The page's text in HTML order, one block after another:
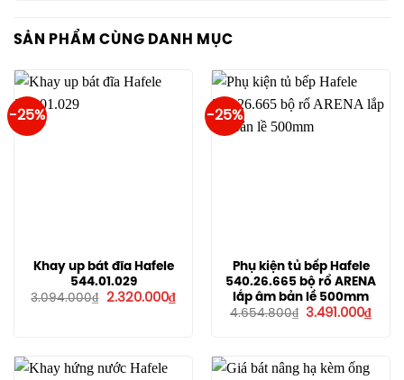
SẢN PHẨM CÙNG DANH MỤC
-25%
Khay up bát đĩa Hafele
544.01.029
3.094.000₫
Giá
2.320.000₫Giá
-25%
Phụ kiện tủ bếp Hafele
540.26.665 bộ rổ ARENA
lắp âm bản lề 500mm
4.654.800₫ Giá
3.491.000₫Giá